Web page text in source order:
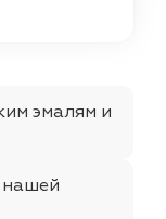
эмалям и
нашей